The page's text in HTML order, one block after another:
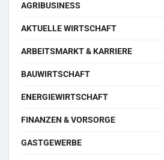
AGRIBUSINESS
AKTUELLE WIRTSCHAFT
ARBEITSMARKT & KARRIERE
BAUWIRTSCHAFT
ENERGIEWIRTSCHAFT
FINANZEN & VORSORGE
GASTGEWERBE